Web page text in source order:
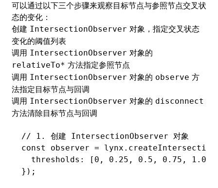
可以通过以下三个步骤来观察目标节点与参照节点交叉状
态的变化：
创建 IntersectionObserver 对象，指定交叉状态
变化的阈值列表
调用 IntersectionObserver 对象的
relativeTo* 方法指定参照节点
调用 IntersectionObserver 对象的 observe 方
法指定目标节点与回调
调用 IntersectionObserver 对象的 disconnect
方法清除目标节点与回调
// 1. 创建 IntersectionObserver 对象
const
observer = lynx
  thresholds
: [ 0 , 0.25 , 0.5 , 0.75 , 1.0
});